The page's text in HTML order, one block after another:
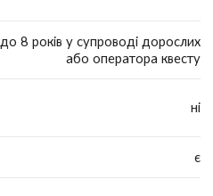
до 8 років у супроводі дорослих
або оператора квесту
ні
є